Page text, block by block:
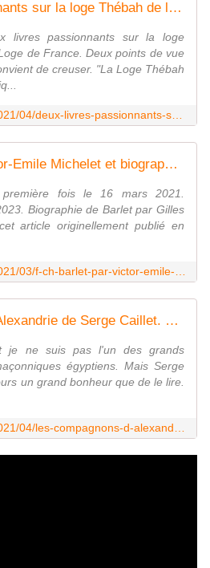
Deux livres passionnants sur la loge Thébah de la Grande Loge de France. A propos du Mouvement Cosmique et du Surréalisme. - Le Blog des Spiritualités
livres passionnants sur la loge
de France. Deux points de vue
de creuser. "La Loge Thébah
F-Ch Barlet par Victor-Emile Michelet et biographie essentielle de Gilles Bucherie. - Le Blog des Spiritualités
fois le 16 mars 2021.
Biographie de Barlet par Gilles
article originellement publié en
Les Compagnons d'Alexandrie de Serge Caillet. Un livre passionnant à lire de toute urgence ! - Le Blog des Spiritualités
je ne suis pas l'un des grands
égyptiens. Mais Serge
un grand bonheur que de le lire.